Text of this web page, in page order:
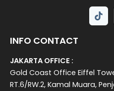
INFO CONTACT
JAKARTA OFFICE :
Gold Coast Office Eiffel
RT.6/RW.2, Kamal Muara,